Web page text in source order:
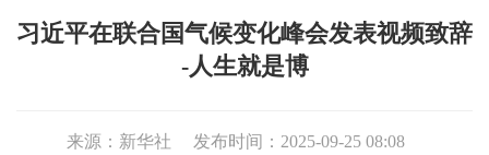
习近平在联合国气候变化峰会发表视频致辞
-人生就是博
来源：新华社
发布时间：2025-09-25 08:08